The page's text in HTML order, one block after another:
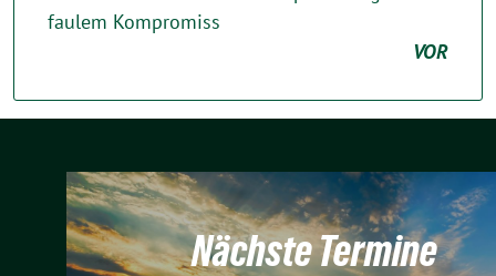
faulem Kompromiss
VOR
Nächste Termine